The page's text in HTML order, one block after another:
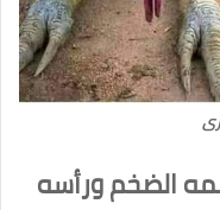
الضخم ورأسه